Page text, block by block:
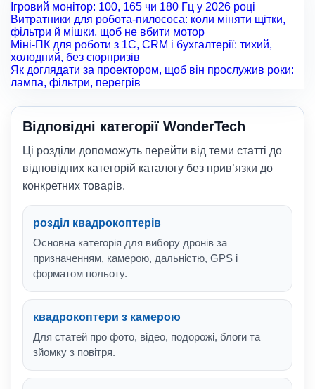
Ігровий монітор: 100, 165 чи 180 Гц у 2026 році
Витратники для робота-пилососа: коли міняти щітки,
фільтри й мішки, щоб не вбити мотор
Міні-ПК для роботи з 1С, CRM і бухгалтерії: тихий,
холодний, без сюрпризів
Як доглядати за проектором, щоб він прослужив роки:
лампа, фільтри, перегрів
Відповідні категорії WonderTech
Ці розділи допоможуть перейти від теми статті до
відповідних категорій каталогу без прив’язки до
конкретних товарів.
розділ квадрокоптерів
Основна категорія для вибору дронів за
призначенням, камерою, дальністю, GPS і
форматом польоту.
квадрокоптери з камерою
Для статей про фото, відео, подорожі, блоги та
зйомку з повітря.